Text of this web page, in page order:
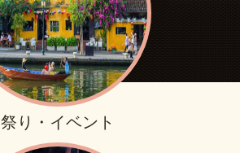
祭り・イベント